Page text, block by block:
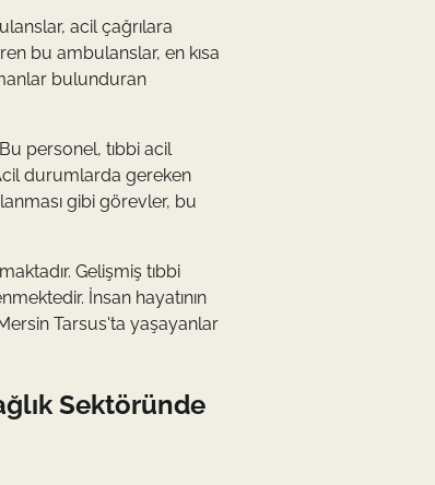
acil çağrılara
bu ambulanslar, en kısa
bulunduran
personel, tıbbi acil
durumlarda gereken
gibi görevler, bu
Gelişmiş tıbbi
İnsan hayatının
Tarsus'ta yaşayanlar
Sektöründe